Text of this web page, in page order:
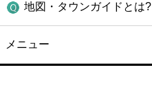
地図・タウンガイドとは?
メニュー